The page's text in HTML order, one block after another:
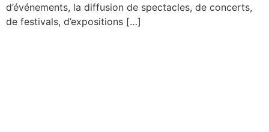
d’événements, la diffusion de spectacles, de concerts,
de festivals, d’expositions […]